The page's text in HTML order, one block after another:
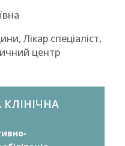
Лікар спеціаліст,
центр